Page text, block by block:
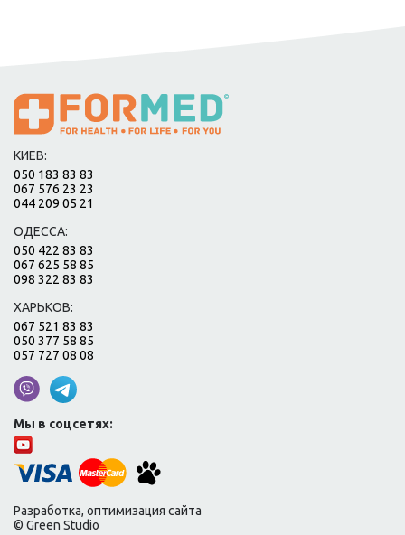
КИЕВ:
050 183 83 83
067 576 23 23
044 209 05 21
ОДЕССА:
050 422 83 83
067 625 58 85
098 322 83 83
ХАРЬКОВ:
067 521 83 83
050 377 58 85
057 727 08 08
Мы в соцсетях:
Разработка, оптимизация сайта
© Green Studio